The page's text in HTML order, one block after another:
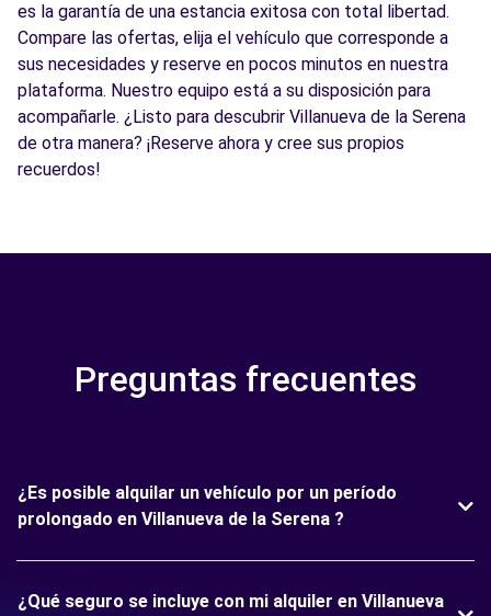
es la garantía de una estancia exitosa con total libertad.
Compare las ofertas, elija el vehículo que corresponde a
sus necesidades y reserve en pocos minutos en nuestra
plataforma. Nuestro equipo está a su disposición para
acompañarle. ¿Listo para descubrir Villanueva de la Serena
de otra manera? ¡Reserve ahora y cree sus propios
recuerdos!
Preguntas frecuentes
¿Es posible alquilar un vehículo por un período
prolongado en Villanueva de la Serena ?
¿Qué seguro se incluye con mi alquiler en Villanueva